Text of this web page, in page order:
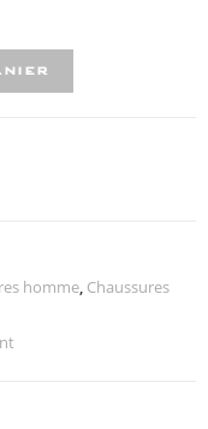
homme, Chaussures